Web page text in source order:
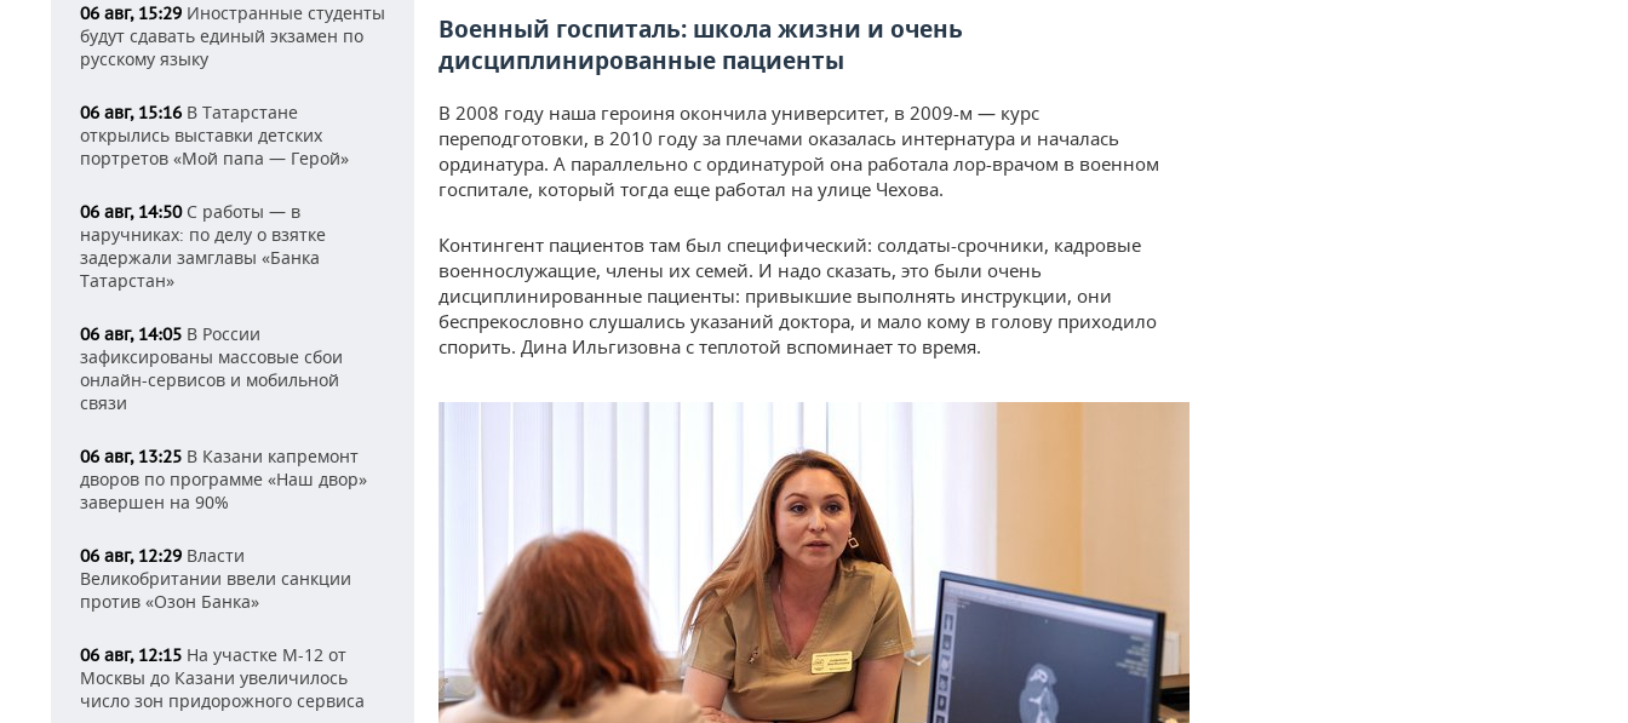
06 авг, 15:29 Иностранные студенты
будут сдавать единый экзамен по
русскому языку
06 авг, 15:16 В Татарстане
открылись выставки детских
портретов «Мой папа — Герой»
06 авг, 14:50С работы — в
наручниках: по делу о взятке
задержали замглавы «Банка
Татарстан»
06 авг, 14:05 В России
зафиксированы массовые сбои
онлайн-сервисов и мобильной
связи
06 авг, 13:25 В Казани капремонт
дворов по программе «Наш двор»
завершен на 90%
06 авг, 12:29 Власти
Великобритании ввели санкции
против «Озон Банка»
06 авг, 12:15 На участке М-12 от
Москвы до Казани увеличилось
число зон придорожного сервиса
Военный госпиталь: школа жизни и очень
дисциплинированные пациенты
В 2008 году наша героиня окончила университет, в 2009-м — курс
переподготовки, в 2010 году за плечами оказалась интернатура и началась
ординатура. А параллельно с ординатурой она работала лор-врачом в военном
госпитале, который тогда еще работал на улице Чехова.
Контингент пациентов там был специфический: солдаты-срочники, кадровые
военнослужащие, члены их семей. И надо сказать, это были очень
дисциплинированные пациенты: привыкшие выполнять инструкции, они
беспрекословно слушались указаний доктора, и мало кому в голову приходило
спорить. Дина Ильгизовна с теплотой вспоминает то время.